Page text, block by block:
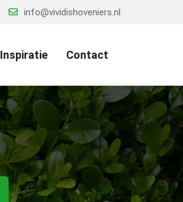
info@vividishoveniers.nl
Inspiratie Contact